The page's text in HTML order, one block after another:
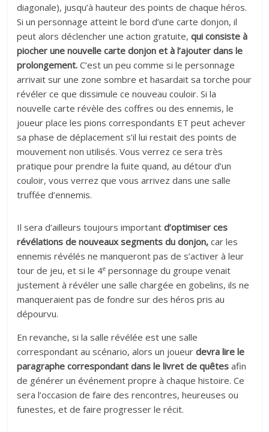
diagonale), jusqu’à hauteur des points de chaque héros.
Si un personnage atteint le bord d’une carte donjon, il
peut alors déclencher une action gratuite,qui consiste à
piocher une nouvelle carte donjon et à l’ajouter dans le
prolongement. C’est un peu comme si le personnage
arrivait sur une zone sombre et hasardait sa torche pour
révéler ce que dissimule ce nouveau couloir. Si la
nouvelle carte révèle des coffres ou des ennemis, le
joueur place les pions correspondants ET peut achever
sa phase de déplacement s’il lui restait des points de
mouvement non utilisés. Vous verrez ce sera très
pratique pour prendre la fuite quand, au détour d’un
couloir, vous verrez que vous arrivez dans une salle
truffée d’ennemis.
Il sera d’ailleurs toujours importantd’optimiser ces
révélations de nouveaux segments du donjon, car les
ennemis révélés ne manqueront pas de s’activer à leur
tour de jeu, et si le 4e personnage du groupe venait
justement à révéler une salle chargée en gobelins, ils ne
manqueraient pas de fondre sur des héros pris au
dépourvu.
En revanche, si la salle révélée est une salle
correspondant au scénario, alors un joueurdevra lire le
paragraphe correspondant dans le livret de quêtes afin
de générer un événement propre à chaque histoire. Ce
sera l’occasion de faire des rencontres, heureuses ou
funestes, et de faire progresser le récit.